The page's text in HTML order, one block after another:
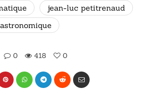
jean-luc petitrenaud
0 418 0